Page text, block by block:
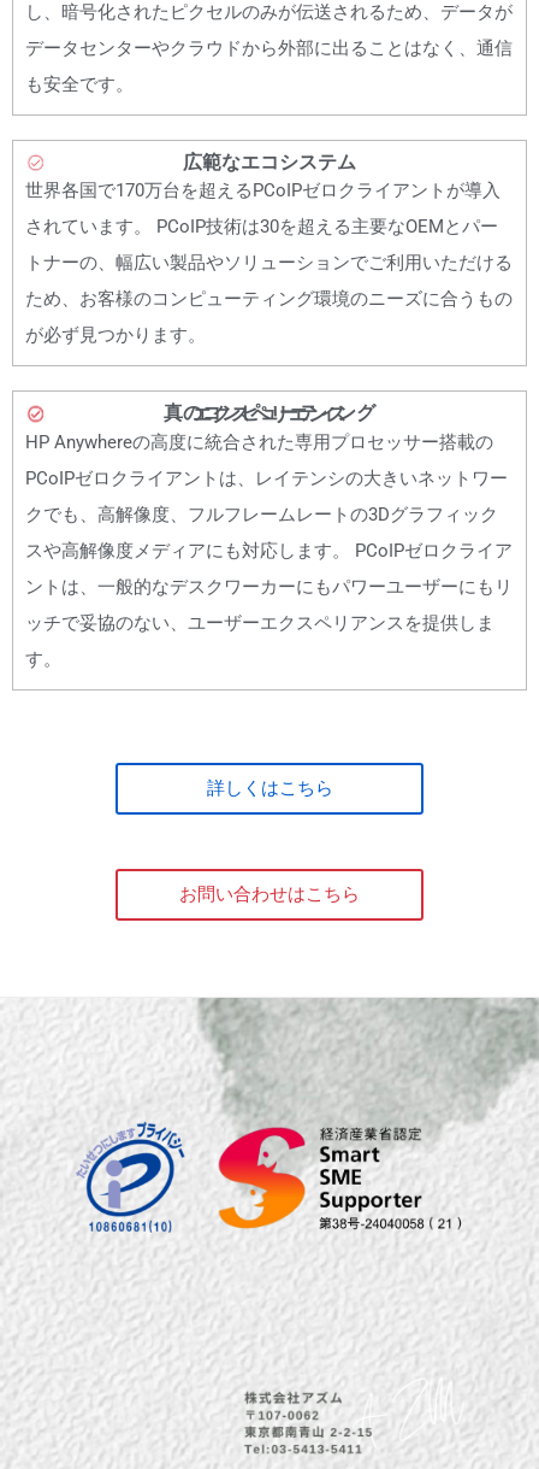
し、暗号化されたピクセルのみが伝送されるため、データが
データセンターやクラウドから外部に出ることはなく、通信
も安全です。
広範なエコシステム
世界各国で170万台を超えるPCoIPゼロクライアントが導入
されています。 PCoIP技術は30を超える主要なOEMとパー
トナーの、幅広い製品やソリューションでご利用いただける
ため、お客様のコンピューティング環境のニーズに合うもの
が必ず見つかります。
真のコンピューティング
エクスペリエンス
HP Anywhereの高度に統合された専用プロセッサー搭載の
PCoIPゼロクライアントは、レイテンシの大きいネットワー
クでも、高解像度、フルフレームレートの3Dグラフィック
スや高解像度メディアにも対応します。 PCoIPゼロクライア
ントは、一般的なデスクワーカーにもパワーユーザーにもリ
ッチで妥協のない、ユーザーエクスペリアンスを提供しま
す。
詳しくはこちら
お問い合わせはこちら